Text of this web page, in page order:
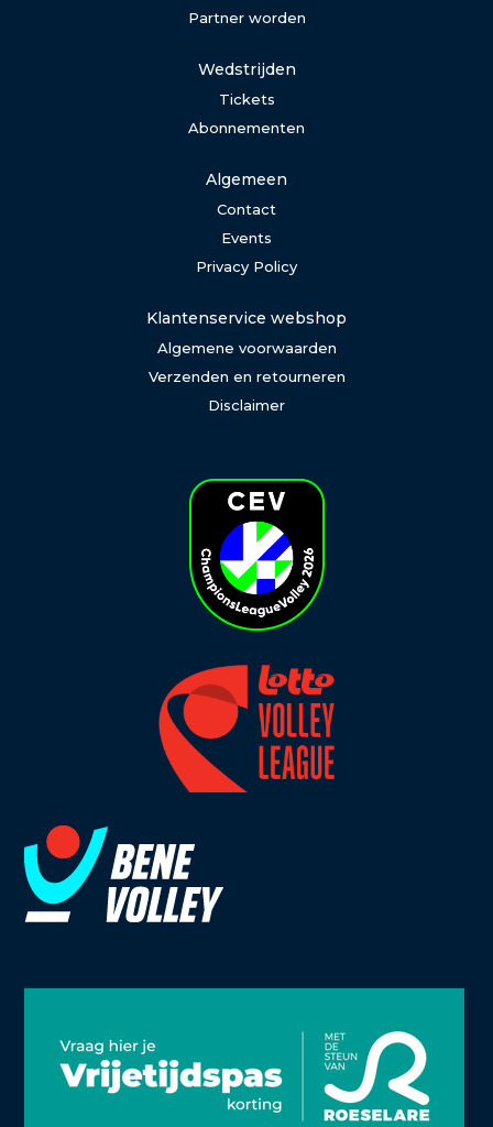
Partner worden
Wedstrijden
Tickets
Abonnementen
Algemeen
Contact
Events
Privacy Policy
Klantenservice webshop
Algemene voorwaarden
Verzenden en retourneren
Disclaimer